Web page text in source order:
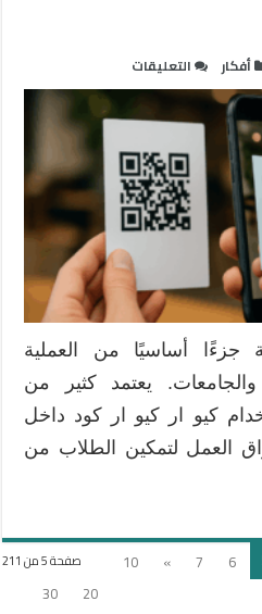
أفكار التعليقات
تطوير
أساليب
التعليم
الحديثة
باستخدام
QR
Code
مغلقة
جزءًا أساسيًا من العملية
يعتمد كثير من
كيو ار كيو ار كود داخل
العمل لتمكين الطلاب من
صفحة 5 من 211 6
7
»
10
20
30